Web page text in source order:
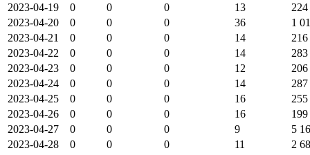
2023-04-19
0 0 0 13
224
2023-04-20
0 0 0 36
1
2023-04-21
0 0 0 14
216
2023-04-22
0 0 0 14
283
2023-04-23
0 0 0 12
206
2023-04-24
0 0 0 14
287
2023-04-25
0 0 0 16
255
2023-04-26
0 0 0 16
199
2023-04-27
0 0 0 9
5
2023-04-28
0 0 0 11
2